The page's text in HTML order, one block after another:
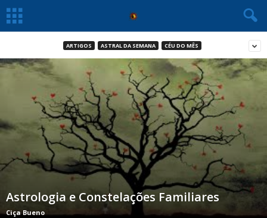
ARTIGOS ASTRAL DA SEMANA CÉU DO MÊS
Astrologia e Constelações Familiares
Ciça Bueno